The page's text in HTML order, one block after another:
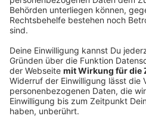
45% der ausgezählten
Stichwahl wäre aktuell
bislang rund 21% der Stimmen
können. Drittbester im
(Grünen) mit 13 Prozent.
Für die Sitze im Stadtrat gibt
Kopf-Rennen. Beide liegen
Prozent.